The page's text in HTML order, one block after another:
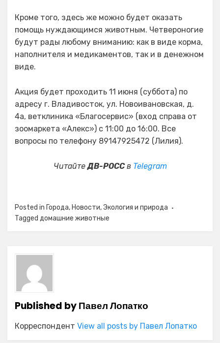
Кроме того, здесь же можно будет оказать
помощь нуждающимся животным. Четвероногие
будут рады любому вниманию: как в виде корма,
наполнителя и медикаментов, так и в денежном
виде.
Акция будет проходить 11 июня (суббота) по
адресу г. Владивосток, ул. Новоивановская, д.
4а, ветклиника «Благосервис» (вход справа от
зоомаркета «Алекс») c 11:00 до 16:00. Все
вопросы по телефону 89147925472 (Лилия).
ЧитайтеДВ-РОССв Telegram
Posted in Города, Новости,Экология и природа
Tagged домашние животные
Published byПавел Лопатко
Корреспондент View all posts by Павел Лопатко